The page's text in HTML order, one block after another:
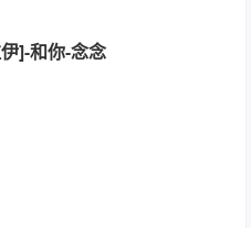
]-和你-念念